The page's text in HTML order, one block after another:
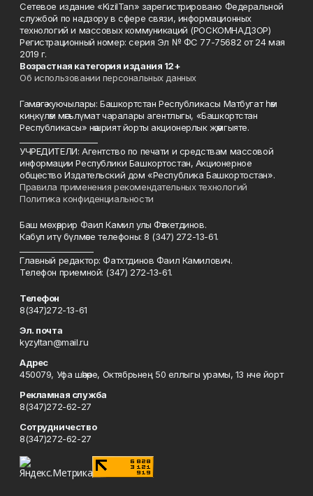
Сетевое издание «KizilTan» зарегистрировано Федеральной
службой по надзору в сфере связи, информационных
технологий и массовых коммуникаций (РОСКОМНАДЗОР)
Регистрационный номер: серия Эл № ФС 77-75682 от 24 мая
2019 г.
Возрастная категория издания 12+
Об использовании персональных данных
Гамәлгә куючылары: Башкортстан Республикасы Матбугат һәм
киңкүләм мәгълүмат чаралары агентлыгы, «Башкортстан
Республикасы» нәшрият йорты акционерлык җәмгыяте.
УЧРЕДИТЕЛИ: Агентство по печати и средствам массовой
информации Республики Башкортостан, Акционерное
общество Издательский дом «Республика Башкортостан».
Правила применения рекомендательных технологий
Политика конфиденциальности
Баш мөхәррир Фаил Камил улы Фәтхетдинов.
Кабул итү бүлмәсе телефоны: 8 (347) 272-13-61.
Главный редактор: Фатхтдинов Фаил Камилович.
Телефон приемной: (347) 272-13-61.
Телефон
8(347)272-13-61
Эл. почта
kyzyltan@mail.ru
Адрес
450079, Уфа шәһәре, Октябрьнең 50 еллыгы урамы, 13 нче йорт
Рекламная служба
8(347)272-62-27
Сотрудничество
8(347)272-62-27